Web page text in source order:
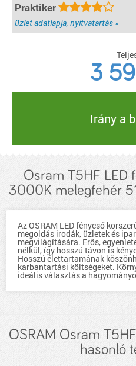
Praktiker
üzlet adatlapja, nyitvatartás »
3
Irány a
Osram T5HF LED
3000K melegfehér
Az OSRAM LED fénycső
megoldás irodák, üzletek és
megvilágítására. Erős,
nélkül, így hosszú távon is
Hosszú élettartamának
karbantartási költségeket.
ideális választás a
OSRAM Osram
hasonló